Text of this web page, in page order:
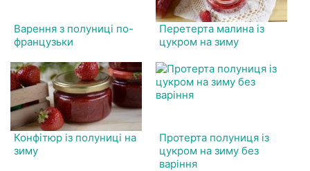
Варення з полуниці по-
французьки
Перетерта малина із
цукром на зиму
Конфітюр із полуниці на
зиму
Протерта полуниця із
цукром на зиму без
варіння